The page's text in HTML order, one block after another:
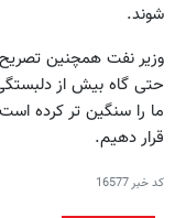
شوند.
وزیر نفت همچنین
حتی گاه بیش از
ما را سنگین تر کرده
قرار دهیم.
کد خبر16577